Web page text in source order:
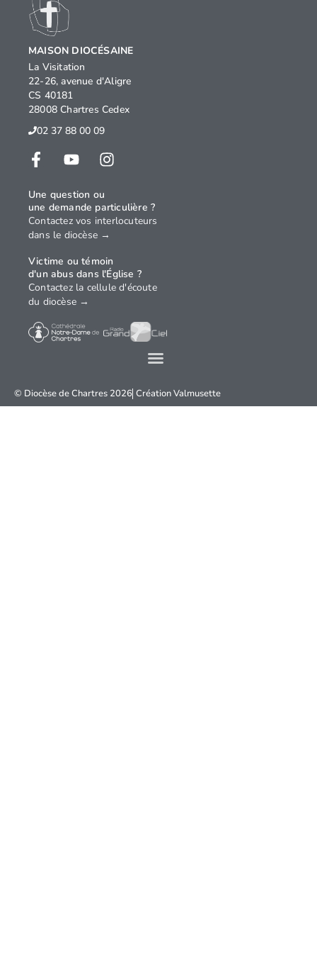
© Diocèse de Chartres 2026 CréationValmusette
MAISON DIOCÉSAINE
La Visitation
22-26, avenue d'Aligre
CS 40181
28008 Chartres Cedex
02 37 88 00 09
Une question ou
une demande particulière ?
Contactez vos interlocuteurs
dans le diocèse →
Victime ou témoin
d'un abus dans l'Église ?
Contactez la cellule d'écoute
du diocèse →